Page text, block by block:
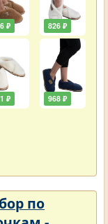
₽
₽
826 ₽
968 ₽
по